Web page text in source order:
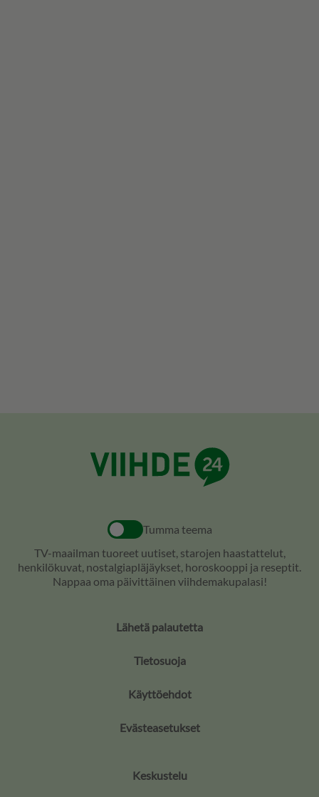
Tumma teema
TV-maailman tuoreet uutiset, starojen haastattelut,
henkilökuvat, nostalgiapläjäykset, horoskooppi ja reseptit.
Nappaa oma päivittäinen viihdemakupalasi!
Lähetä palautetta
Tietosuoja
Käyttöehdot
Evästeasetukset
Keskustelu